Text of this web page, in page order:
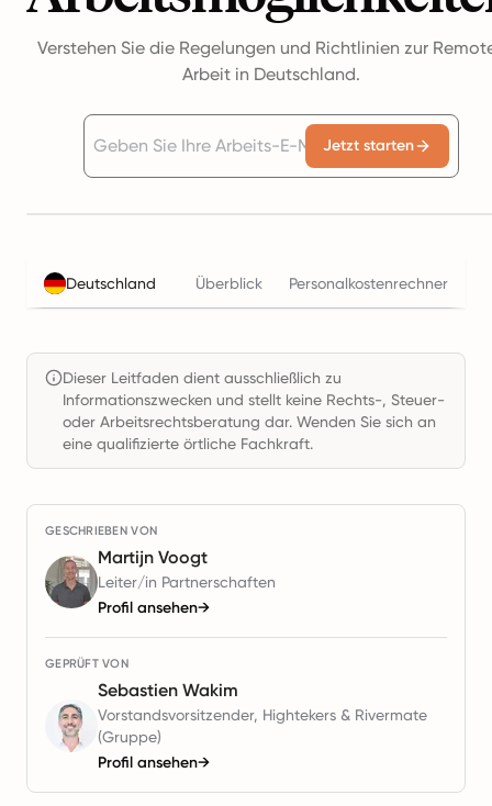
Verstehen Sie die Regelungen und Richtlinien zur
Arbeit in Deutschland.
Jetzt starten
Deutschland Überblick Personalkostenrechner
Dieser Leitfaden dient ausschließlich zu
Informationszwecken und stellt keine Rechts-, Steuer-
oder Arbeitsrechtsberatung dar. Wenden Sie sich an
eine qualifizierte örtliche Fachkraft.
GESCHRIEBEN VON
Martijn Voogt
Leiter/in Partnerschaften
Profil ansehen→
GEPRÜFT VON
Sebastien Wakim
Vorstandsvorsitzender, Hightekers & Rivermate
(Gruppe)
Profil ansehen→